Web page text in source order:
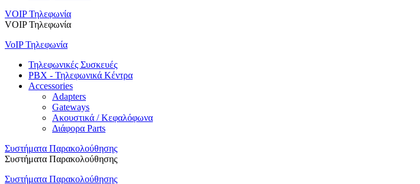
VOIP Τηλεφωνία
VOIP Τηλεφωνία
VoIP Τηλεφωνία
Τηλεφωνικές Συσκευές
PBX - Τηλεφωνικά Κέντρα
Accessories
Adapters
Gateways
Ακουστικά / Κεφαλόφωνα
Διάφορα Parts
Συστήματα Παρακολούθησης
Συστήματα Παρακολούθησης
Συστήματα Παρακολούθησης